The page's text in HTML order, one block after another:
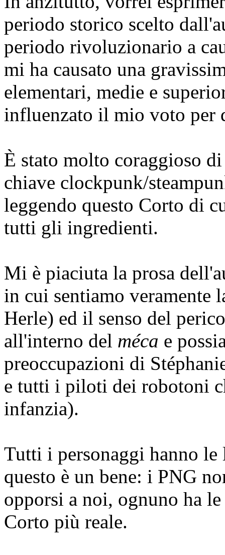
periodo storico scelto
periodo rivoluzionario a
mi ha causato una
elementari, medie e
influenzato il mio voto per
È stato molto coraggioso
chiave clockpunk/
leggendo questo Corto di
tutti gli ingredienti.
Mi è piaciuta la prosa
in cui sentiamo veramente
Herle) ed il senso del
all'interno del méca e
preoccupazioni di
e tutti i piloti dei robotoni
infanzia).
Tutti i personaggi hanno
questo è un bene: i PNG
opporsi a noi, ognuno ha
Corto più reale.